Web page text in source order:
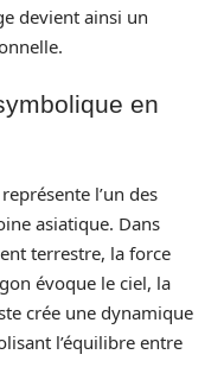
devient ainsi un
en
l’un des
asiatique. Dans
terrestre, la force
évoque le ciel, la
crée une dynamique
l’équilibre entre